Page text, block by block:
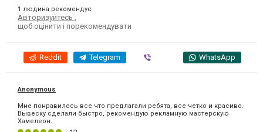
1 людина рекомендує
Авторизуйтесь
щоб оцінити і порекомендувати
Reddit Telegram WhatsApp
Anonymous
Мне понравилось все что предлагали ребята, все четко и красиво.
Вывеску сделали быстро, рекомендую рекламную мастерскую
Хамелеон.